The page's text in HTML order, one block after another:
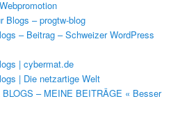
Blogs – progtw-blog
– Beitrag – Schweizer WordPress
| cybermat.de
| Die netzartige Welt
– MEINE BEITRÄGE « Besser